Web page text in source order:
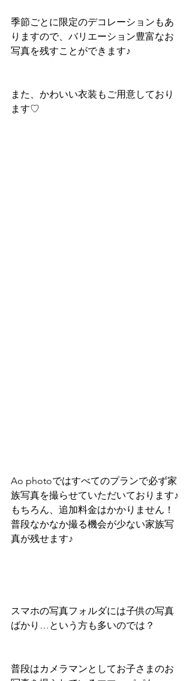
季節ごとに限定のデコレーションもあ
りますので、バリエーション豊富なお
写真を残すことができます♪
また、かわいい衣装もご用意しており
ます♡
Ao photoではすべてのプランで必ず家
族写真を撮らせていただいております♪
もちろん、追加料金はかかりません！
普段なかなか撮る機会が少ない家族写
真が残せます♪
スマホの写真フォルダには子供の写真
ばかり…という方も多いのでは？
普段はカメラマンとしてお子さまのお